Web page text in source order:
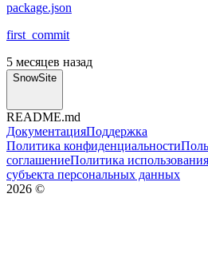
package.json
first_commit
5 месяцев назад
SnowSite
README.md
ДокументацияПоддержка
Политика конфиденциальности
соглашениеПолитика
субъекта персональных данных
2026 ©